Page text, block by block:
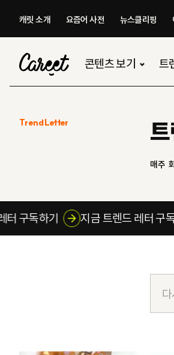
캐릿 소개 요즘어 사전 뉴스클리핑
콘텐츠 보기 트
Trend Letter
매주
레터 구독하기 지금 트렌드 레터